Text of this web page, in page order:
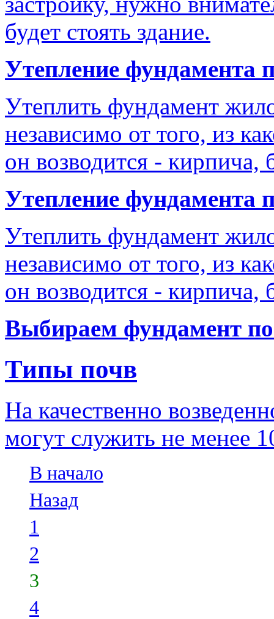
будет стоять здание.
Утепление фундамента
Утеплить фундамент
независимо от того, из
он возводится - кирпича,
Утепление фундамента
Утеплить фундамент
независимо от того, из
он возводится - кирпича,
Выбираем фундамент
Типы почв
На качественно
могут служить не менее
В начало
Назад
1
2
3
4